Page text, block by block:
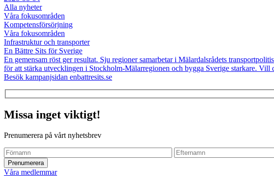
Alla nyheter
Våra fokusområden
Kompetensförsörjning
Våra fokusområden
Infrastruktur och transporter
En Bättre Sits för Sverige
En gemensam röst ger resultat. Sju regioner samarbetar i Mälardalsrådets
för att stärka utvecklingen i Stockholm-Mälarregionen och bygga Sverige starkare.
Besök kampanjsidan enbattresits.se
Missa inget viktigt!
Prenumerera på vårt nyhetsbrev
Våra medlemmar